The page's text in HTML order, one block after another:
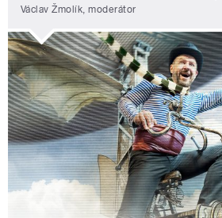
Václav Žmolík, moderátor